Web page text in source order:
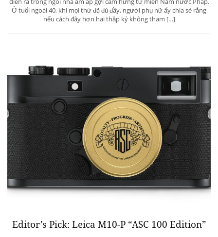
Ở tuổi ngoài 40, khi mọi thứ đã đủ đầy, người phụ nữ ấy chia sẻ rằng
nếu cách đây hơn hai thập kỷ không tham […]
Editor’s Pick: Leica M10-P “ASC 100 Edition”